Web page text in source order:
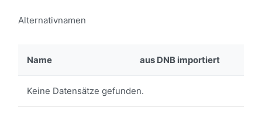
Alternativnamen
Name aus DNB importiert
Keine Datensätze gefunden.